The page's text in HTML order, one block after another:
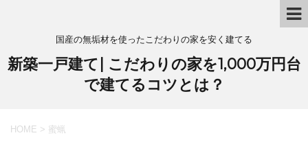
国産の無垢材を使ったこだわりの家を安く建てる
新築一戸建て| こだわりの家を1,000万円台
で建てるコツとは？
HOME > 蜜蝋